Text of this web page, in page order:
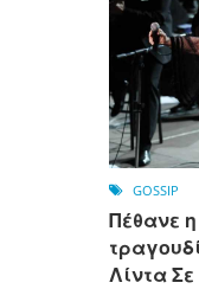
GOSSIP
Πέθανε
Λίντα Σε